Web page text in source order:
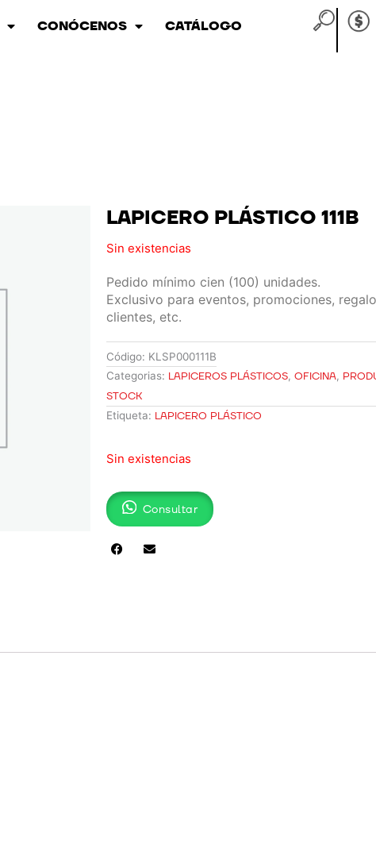
CONÓCENOS CATÁLOGO
LAPICERO PLÁSTICO 111B
Sin existencias
Pedido mínimo cien (100) unidades.
Exclusivo para eventos, promociones,
clientes, etc.
Código: KLSP000111B
Categorias: LAPICEROS PLÁSTICOS,OFICINA,
STOCK
Etiqueta: LAPICERO PLÁSTICO
Sin existencias
Consultar